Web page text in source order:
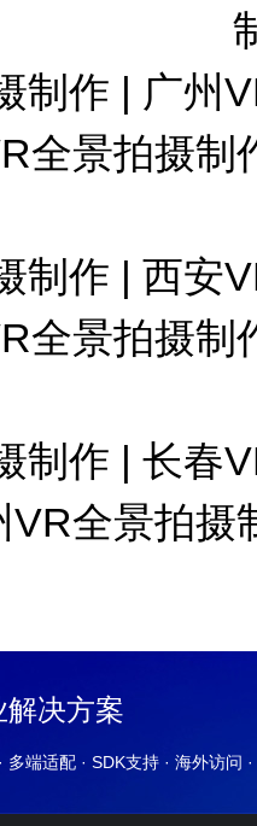
制作 | 广州
全景拍摄制
制作 | 西安
全景拍摄制
制作 | 长春
VR全景拍摄
解决方案
多端适配 · SDK支持 · 海外访问